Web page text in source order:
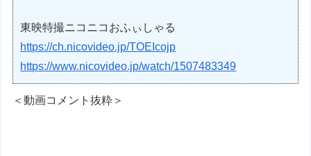
東映特撮ニコニコおふぃしゃる
https://ch.nicovideo.jp/TOEIcojp
https://www.nicovideo.jp/watch/1507483349
＜動画コメント抜粋＞